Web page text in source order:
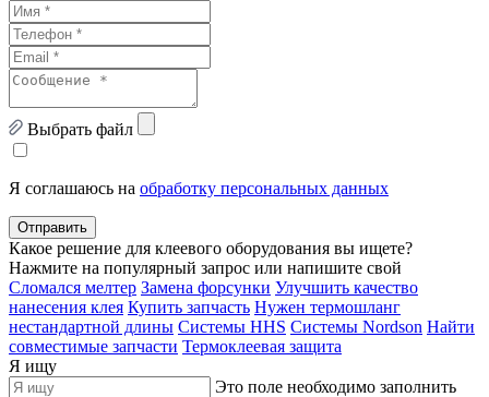
Выбрать файл
Я соглашаюсь на обработку персональных данных
Отправить
Какое решение для клеевого оборудования вы ищете?
Нажмите на популярный запрос или напишите свой
Сломался мелтер Замена форсунки Улучшить качество
нанесения клея Купить запчасть Нужен термошланг
нестандартной длины Системы HHS Системы Nordson Найти
совместимые запчасти Термоклеевая защита
Я ищу
Это поле необходимо заполнить